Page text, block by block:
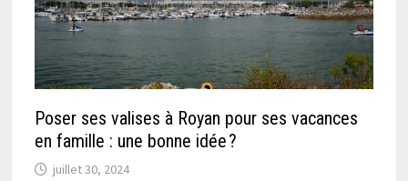
Poser ses valises à Royan pour ses vacances
en famille : une bonne idée ?
juillet 30, 2024